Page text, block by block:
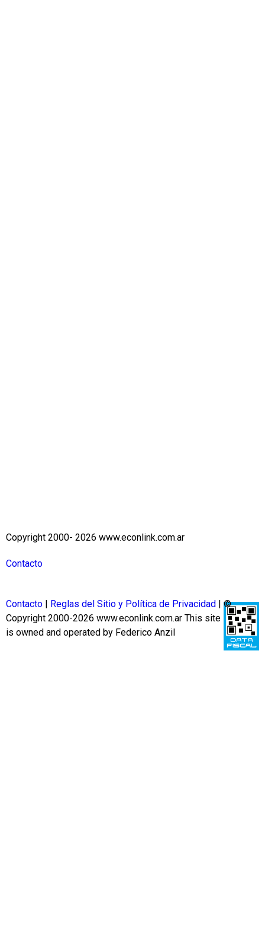
Copyright 2000- 2026 www.econlink.com.ar
Contacto
Contacto Reglas del Sitio y Política de Privacidad
| ©
Copyright 2000-2026 www.econlink.com.ar This site
is owned and operated by Federico Anzil